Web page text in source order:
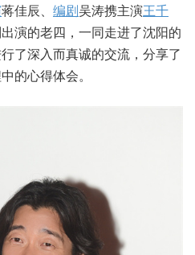
蒋佳辰、 编剧吴涛携主演王千
演的老四，一同走进了沈阳的
了深入而真诚的交流，分享了
的心得体会。